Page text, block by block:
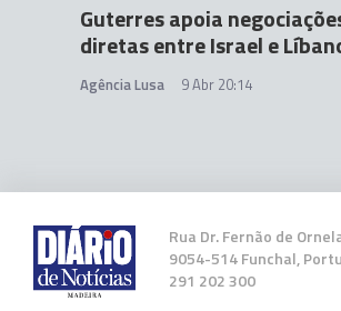
Estados Unidos e Irão
Guterres apoia
diretas entre Israel e
Agência Lusa 9 Abr 20:14
Rua Dr. Fernão de
9054-514 Funchal,
291 202 300